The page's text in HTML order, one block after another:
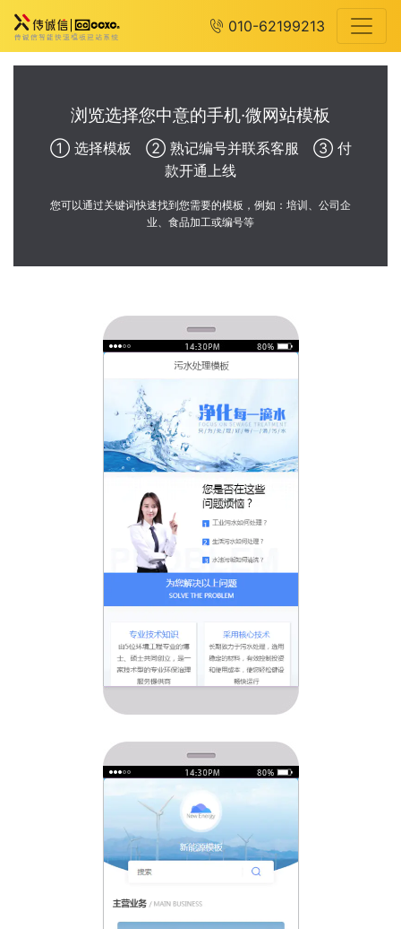
010-62199213
浏览选择您中意的手机·微网站模板
① 选择模板 ② 熟记编号并联系客服 ③ 付
款开通上线
您可以通过关键词快速找到您需要的模板，例如：培训、公司企
业、食品加工或编号等